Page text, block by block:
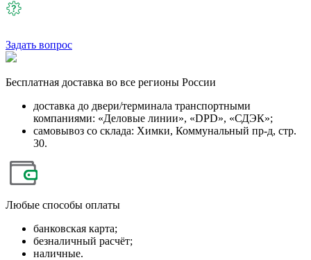
Задать вопрос
Бесплатная доставка во все регионы России
доставка до двери/терминала транспортными
компаниями: «Деловые линии», «DPD», «СДЭК»;
самовывоз со склада: Химки, Коммунальный пр-д, стр.
30.
Любые способы оплаты
банковская карта;
безналичный расчёт;
наличные.